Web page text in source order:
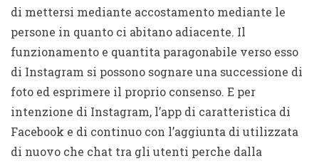
di mettersi mediante accostamento mediante le
persone in quanto ci abitano adiacente. Il
funzionamento e quantita paragonabile verso esso
di Instagram si possono sognare una successione di
foto ed esprimere il proprio consenso. E per
intenzione di Instagram, l’app di caratteristica di
Facebook e di continuo con l’aggiunta di utilizzata
di nuovo che chat tra gli utenti perche dalla